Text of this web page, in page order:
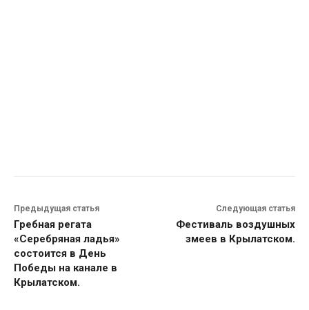
Предыдущая статья
Гребная регата
«Серебряная ладья»
состоится в День
Победы на канале в
Крылатском.
Следующая статья
Фестиваль воздушных
змеев в Крылатском.